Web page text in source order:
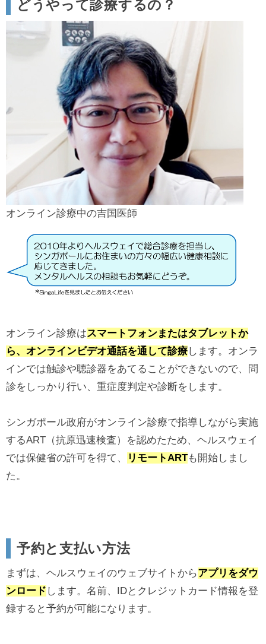
どうやって診療するの？
オンライン診療中の吉国医師
オンライン診療はスマートフォンまたはタブレットか
ら、オンラインビデオ通話を通して診療します。オンラ
インでは触診や聴診器をあてることができないので、問
診をしっかり行い、重症度判定や診断をします。
シンガポール政府がオンライン診療で指導しながら実施
するART（抗原迅速検査）を認めたため、ヘルスウェイ
では保健省の許可を得て、
リモートARTも開始しまし
た。
予約と支払い方法
まずは、ヘルスウェイのウェブサイトからアプリをダウ
ンロード します。名前、IDとクレジットカード情報を登
録すると予約が可能になります。